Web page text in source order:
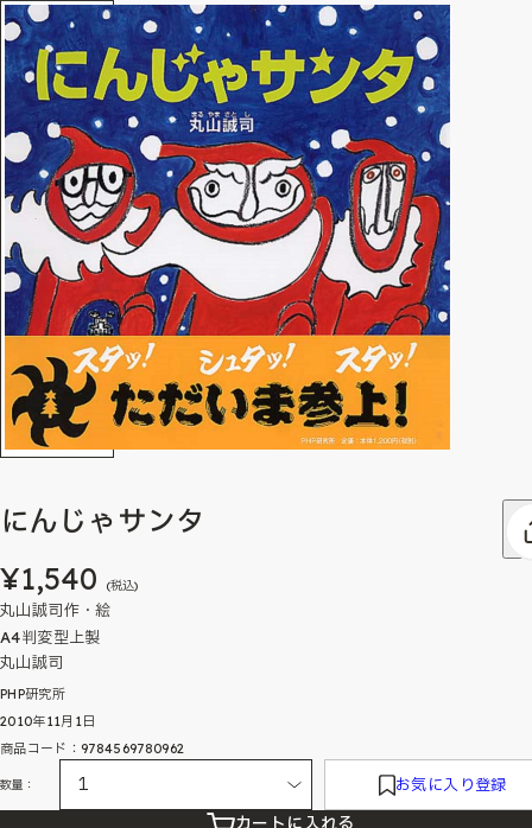
にんじゃサンタ
¥1,540 (税込)
丸山誠司作・絵
A4判変型上製
丸山誠司
PHP研究所
2010年11月1日
商品コード：9784569780962
数量： お気に入り登録